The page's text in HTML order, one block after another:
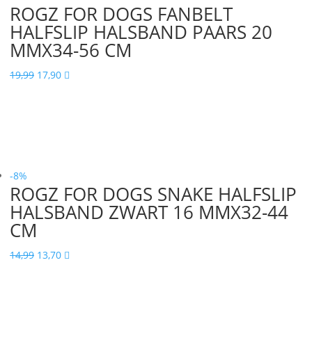
ROGZ FOR DOGS FANBELT
HALFSLIP HALSBAND PAARS 20
MMX34-56 CM
19,99 Oorspronkelijke
17,90Huidige

-8%
ROGZ FOR DOGS SNAKE HALFSLIP
HALSBAND ZWART 16 MMX32-44
CM
14,99 Oorspronkelijke
13,70Huidige
